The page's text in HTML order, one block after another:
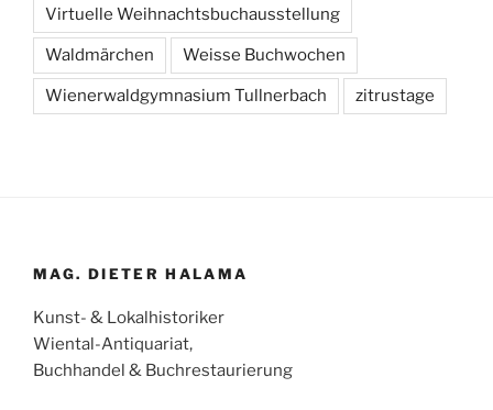
Virtuelle Weihnachtsbuchausstellung
Waldmärchen Weisse Buchwochen
Wienerwaldgymnasium Tullnerbach zitrustage
MAG. DIETER HALAMA
Kunst- & Lokalhistoriker
Wiental-Antiquariat,
Buchhandel & Buchrestaurierung